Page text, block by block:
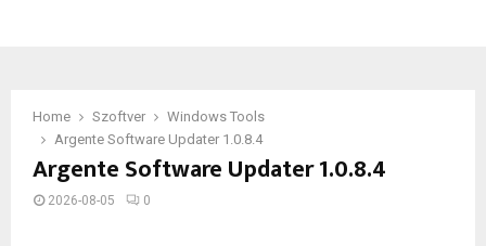
Home Szoftver
Windows Tools
Argente Software Updater 1.0.8.4
Argente Software Updater 1.0.8.4
2026-08-05 0